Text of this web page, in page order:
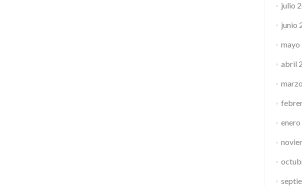
julio
junio
mayo
abril